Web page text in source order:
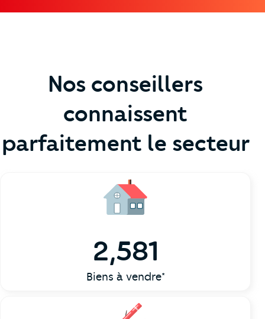
Nos conseillers
connaissent
parfaitement le secteur
2,581
Biens à vendre*